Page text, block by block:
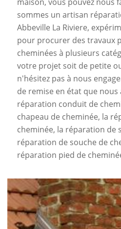
sommes un artisan
Abbeville La Riviere,
pour procurer des travaux
cheminées à plusieurs
votre projet soit de petite
n'hésitez pas à nous
de remise en état que
réparation conduit de
chapeau de cheminée, la
cheminée, la réparation de
réparation de souche de
réparation pied de